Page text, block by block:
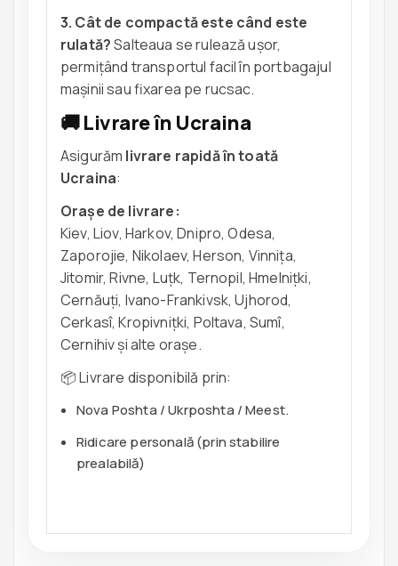
3. Cât de compactă este când este
rulată?Salteaua se rulează ușor,
permițând transportul facil în portbagajul
mașinii sau fixarea pe rucsac.
🚚 Livrare în Ucraina
Asigurăm livrare rapidă în toată
Ucraina:
Orașe de livrare:
Kiev, Liov, Harkov, Dnipro, Odesa,
Zaporojie, Nikolaev, Herson, Vinnița,
Jitomir, Rivne, Luțk, Ternopil, Hmelnițki,
Cernăuți, Ivano-Frankivsk, Ujhorod,
Cerkasî, Kropivnițki, Poltava, Sumî,
Cernihiv și alte orașe.
📦 Livrare disponibilă prin:
Nova Poshta / Ukrposhta / Meest.
Ridicare personală (prin stabilire
prealabilă)